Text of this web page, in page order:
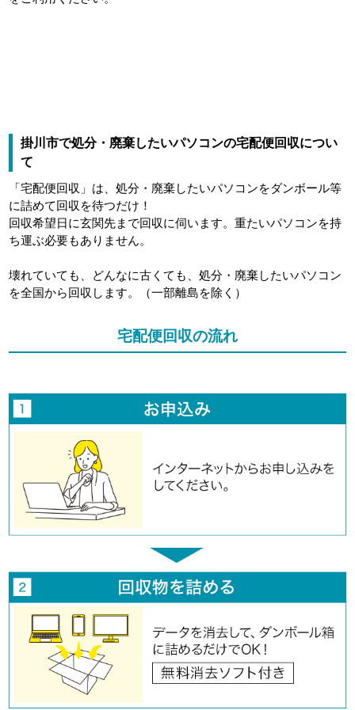
掛川市で処分・廃棄したいパソコンの宅配便回収につい
て
「宅配便回収」は、処分・廃棄したいパソコンをダンボール等
に詰めて回収を待つだけ！
回収希望日に玄関先まで回収に伺います。重たいパソコンを持
ち運ぶ必要もありません。
壊れていても、どんなに古くても、処分・廃棄したいパソコン
を全国から回収します。（一部離島を除く）
宅配便回収の流れ